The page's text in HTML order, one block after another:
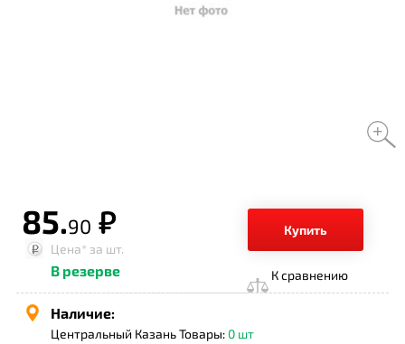
85.90 р.
Купить
Цена* за шт.
В резерве К сравнению
Наличие:
Центральный Казань Товары: 0 шт